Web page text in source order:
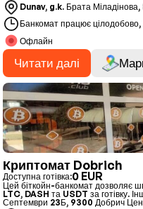
Dunav, g.k. Брата Міладінова,
Банкомат працює
Офлайн
Читати далі
Криптомат Dobrich
Доступна готівка:0 EUR
Цей біткойн-банкомат дозволяє
LTC, DASH та USDT за готівку.
Септември 23Б, 9300 Добрич